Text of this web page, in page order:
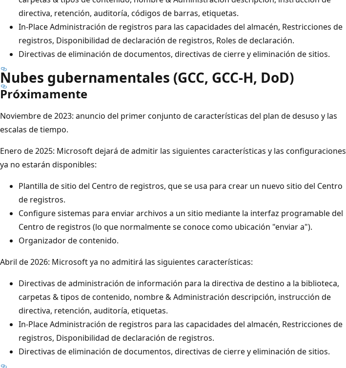
directiva, retención, auditoría, códigos de barras, etiquetas.
In-Place Administración de registros para las capacidades del almacén, Restricciones de
registros, Disponibilidad de declaración de registros, Roles de declaración.
Directivas de eliminación de documentos, directivas de cierre y eliminación de sitios.
Nubes gubernamentales (GCC, GCC-H, DoD)
Próximamente
Noviembre de 2023: anuncio del primer conjunto de características del plan de desuso y las
escalas de tiempo.
Enero de 2025: Microsoft dejará de admitir las siguientes características y las configuraciones
ya no estarán disponibles:
Plantilla de sitio del Centro de registros, que se usa para crear un nuevo sitio del Centro
de registros.
Configure sistemas para enviar archivos a un sitio mediante la interfaz programable del
Centro de registros (lo que normalmente se conoce como ubicación "enviar a"). ​
Organizador de contenido.
Abril de 2026: Microsoft ya no admitirá las siguientes características:
Directivas de administración de información para la directiva de destino a la biblioteca,
carpetas & tipos de contenido, nombre & Administración descripción, instrucción de
directiva, retención, auditoría, etiquetas.
In-Place Administración de registros para las capacidades del almacén, Restricciones de
registros, Disponibilidad de declaración de registros.
Directivas de eliminación de documentos, directivas de cierre y eliminación de sitios.